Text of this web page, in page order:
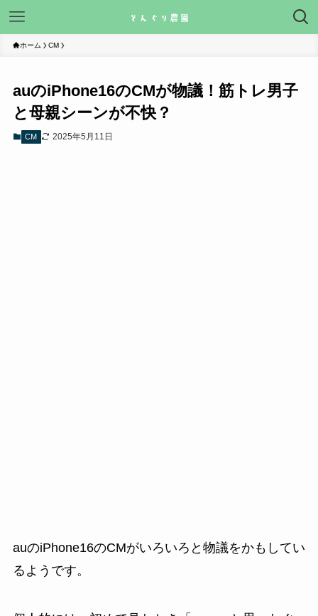
ホーム CM
auのiPhone16のCMが物議！筋トレ男子
と母親シーンが不快？
CM 2025年5月11日
auのiPhone16のCMがいろいろと物議をかもしてい
るようです。